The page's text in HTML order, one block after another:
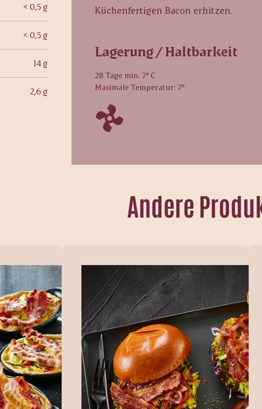
< 0,5 g
< 0,5 g
14 g
2,6 g
Küchenfertigen Bacon erhitzen.
Lagerung / Haltbarkeit
28 Tage min. 7° C
Maximale Temperatur: 7°
Andere